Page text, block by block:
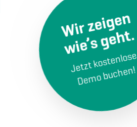
Wir zeigen
wie’s geht.
Jetzt kostenlose
Demo buchen!